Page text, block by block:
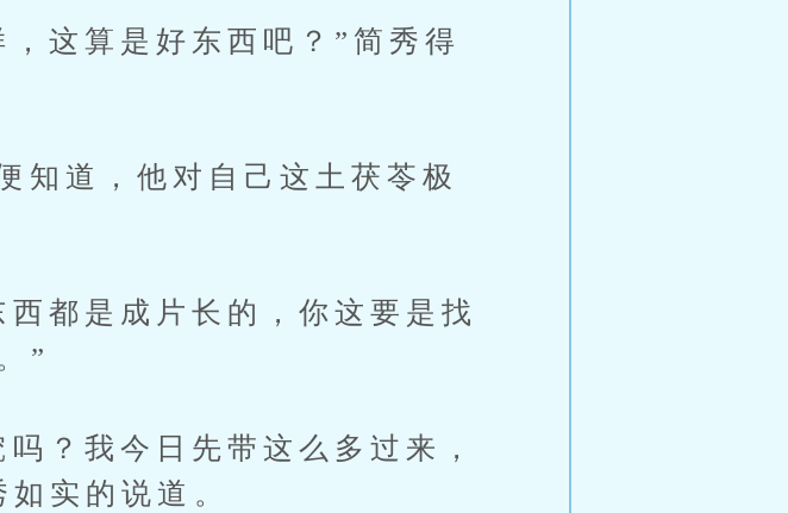
算是好东西吧？”简秀得
道，他对自己这土茯苓极
是成片长的，你这要是找
”
我今日先带这么多过来，
实的说道。